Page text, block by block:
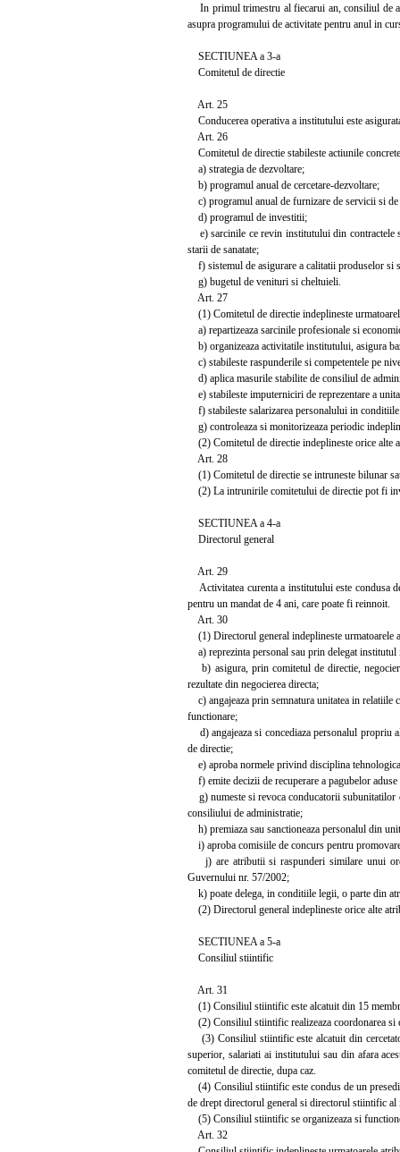
In primul trimestru al fiecarui an, consiliul de
asupra programului de activitate pentru anul in
SECTIUNEA a 3-a
Comitetul de directie
Art. 25
Conducerea operativa a institutului este
Art. 26
Comitetul de directie stabileste actiunile
a) strategia de dezvoltare;
b) programul anual de cercetare-dezvoltare;
c) programul anual de furnizare de servicii si
d) programul de investitii;
e) sarcinile ce revin institutului din contractele
starii de sanatate;
f) sistemul de asigurare a calitatii produselor si
g) bugetul de venituri si cheltuieli.
Art. 27
(1) Comitetul de directie indeplineste
a) repartizeaza sarcinile profesionale si
b) organizeaza activitatile institutului, asigura
c) stabileste raspunderile si competentele pe
d) aplica masurile stabilite de consiliul de
e) stabileste imputerniciri de reprezentare a
f) stabileste salarizarea personalului in
g) controleaza si monitorizeaza periodic
(2) Comitetul de directie indeplineste orice alte
Art. 28
(1) Comitetul de directie se intruneste bilunar
(2) La intrunirile comitetului de directie pot fi
SECTIUNEA a 4-a
Directorul general
Art. 29
Activitatea curenta a institutului este condusa
pentru un mandat de 4 ani, care poate fi reinnoit.
Art. 30
(1) Directorul general indeplineste urmatoarele
a) reprezinta personal sau prin delegat
b) asigura, prin comitetul de directie,
rezultate din negocierea directa;
c) angajeaza prin semnatura unitatea in relatiile
functionare;
d) angajeaza si concediaza personalul propriu
de directie;
e) aproba normele privind disciplina
f) emite decizii de recuperare a pagubelor
g) numeste si revoca conducatorii
consiliului de administratie;
h) premiaza sau sanctioneaza personalul din
i) aproba comisiile de concurs pentru
j) are atributii si raspunderi similare unui
Guvernului nr. 57/2002;
k) poate delega, in conditiile legii, o parte din
(2) Directorul general indeplineste orice alte
SECTIUNEA a 5-a
Consiliul stiintific
Art. 31
(1) Consiliul stiintific este alcatuit din 15
(2) Consiliul stiintific realizeaza coordonarea si
(3) Consiliul stiintific este alcatuit din
superior, salariati ai institutului sau din afara
comitetul de directie, dupa caz.
(4) Consiliul stiintific este condus de un
de drept directorul general si directorul stiintific
(5) Consiliul stiintific se organizeaza si
Art. 32